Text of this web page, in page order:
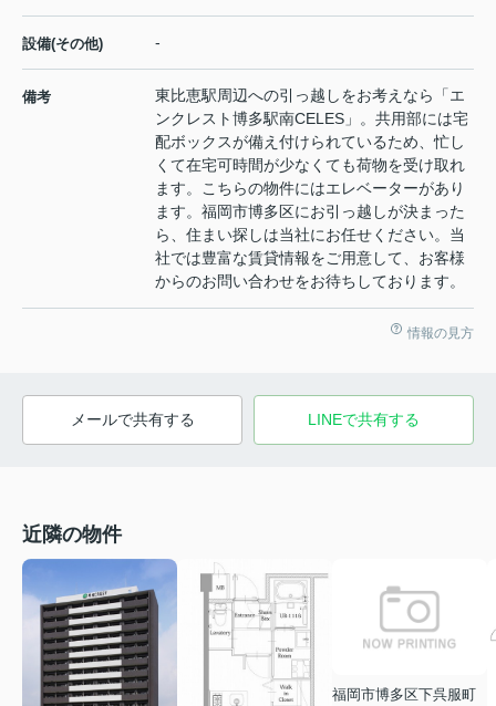
設備(その他) -
備考
東比恵駅周辺への引っ越しをお考えなら「エ
ンクレスト博多駅南CELES」。共用部には宅
配ボックスが備え付けられているため、忙し
くて在宅可時間が少なくても荷物を受け取れ
ます。こちらの物件にはエレベーターがあり
ます。福岡市博多区にお引っ越しが決まった
ら、住まい探しは当社にお任せください。当
社では豊富な賃貸情報をご用意して、お客様
からのお問い合わせをお待ちしております。
情報の見方
メールで共有する LINEで共有する
近隣の物件
福岡市博多区下呉服町